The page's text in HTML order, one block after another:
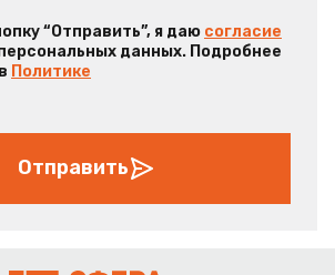
“Отправить”, я даю согласие
данных. Подробнее
Политике
Отправить